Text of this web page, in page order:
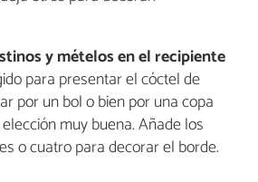
y mételos en el recipiente
para presentar el cóctel de
por un bol o bien por una copa
muy buena. Añade los
o cuatro para decorar el borde.